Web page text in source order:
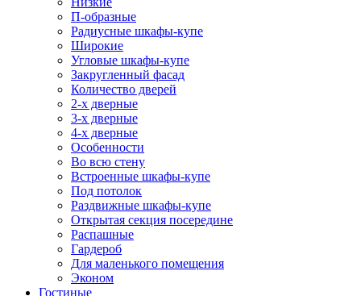
П-образные
Радиусные шкафы-купе
Широкие
Угловые шкафы-купе
Закругленный фасад
Количество дверей
2-х дверные
3-х дверные
4-х дверные
Особенности
Во всю стену
Встроенные шкафы-купе
Под потолок
Раздвижные шкафы-купе
Открытая секция посередине
Распашные
Гардероб
Для маленького помещения
Эконом
Гостиные